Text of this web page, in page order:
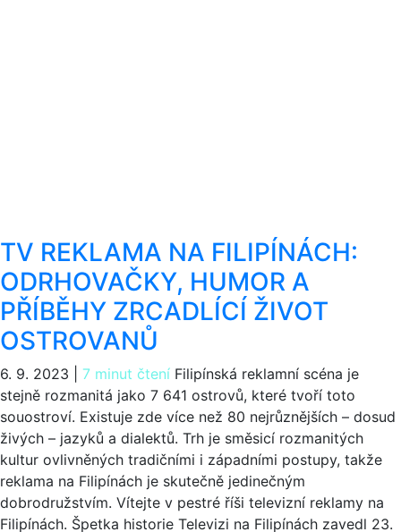
TV REKLAMA NA FILIPÍNÁCH:
ODRHOVAČKY, HUMOR A
PŘÍBĚHY ZRCADLÍCÍ ŽIVOT
OSTROVANŮ
6. 9. 2023 7 minut čtení Filipínská reklamní scéna je
stejně rozmanitá jako 7 641 ostrovů, které tvoří toto
souostroví. Existuje zde více než 80 nejrůznějších – dosud
živých – jazyků a dialektů. Trh je směsicí rozmanitých
kultur ovlivněných tradičními i západními postupy, takže
reklama na Filipínách je skutečně jedinečným
dobrodružstvím. Vítejte v pestré říši televizní reklamy na
Filipínách. Špetka historie Televizi na Filipínách zavedl 23.